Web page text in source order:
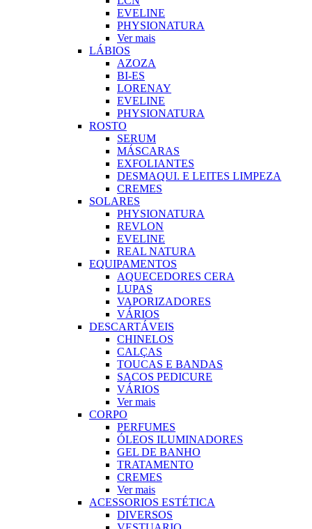
EVELINE
PHYSIONATURA
Ver mais
LÁBIOS
AZOZA
BI-ES
LORENAY
EVELINE
PHYSIONATURA
ROSTO
SERUM
MÁSCARAS
EXFOLIANTES
DESMAQUI. E LEITES LIMPEZA
CREMES
SOLARES
PHYSIONATURA
REVLON
EVELINE
REAL NATURA
EQUIPAMENTOS
AQUECEDORES CERA
LUPAS
VAPORIZADORES
VÁRIOS
DESCARTÁVEIS
CHINELOS
CALÇAS
TOUCAS E BANDAS
SACOS PEDICURE
VÁRIOS
Ver mais
CORPO
PERFUMES
ÓLEOS ILUMINADORES
GEL DE BANHO
TRATAMENTO
CREMES
Ver mais
ACESSORIOS ESTÉTICA
DIVERSOS